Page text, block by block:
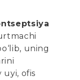
uning
ofis